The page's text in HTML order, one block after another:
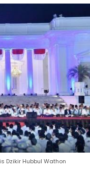
Dzikir Hubbul Wathon